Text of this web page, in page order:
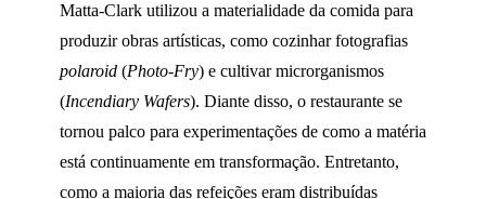
Matta-Clark utilizou a materialidade da comida para
produzir obras artísticas, como cozinhar fotografias
polaroid (Photo-Fry) e cultivar microrganismos
(Incendiary Wafers). Diante disso, o restaurante se
tornou palco para experimentações de como a matéria
está continuamente em transformação. Entretanto,
como a maioria das refeições eram distribuídas